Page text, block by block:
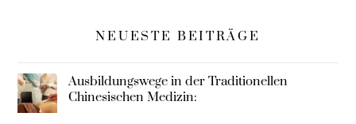
NEUESTE BEITRÄGE
Ausbildungswege in der Traditionellen
Chinesischen Medizin: